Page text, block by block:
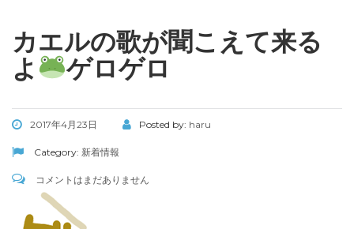
カエルの歌が聞こえて来る
よ
ゲロゲロ
2017年4月23日 Posted by: haru
Category: 新着情報
コメントはまだありません